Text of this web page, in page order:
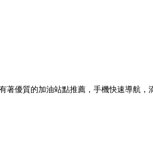
著優質的加油站點推薦，手機快速導航，